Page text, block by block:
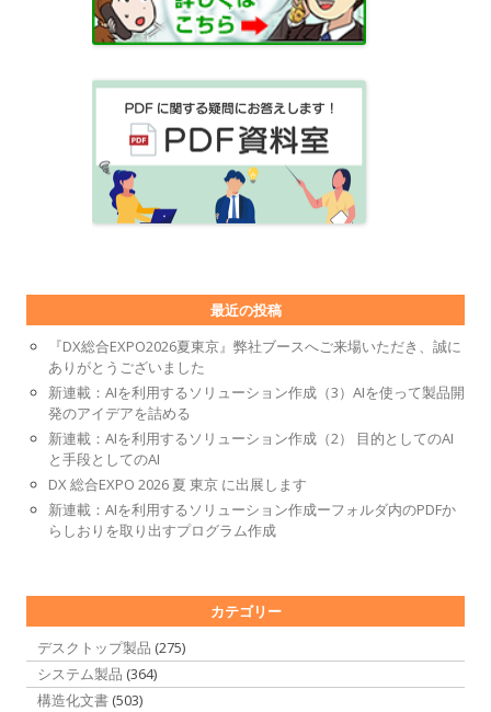
最近の投稿
『DX総合EXPO2026夏東京』弊社ブースへご来場いただき、誠に
ありがとうございました
新連載：AIを利用するソリューション作成（3）AIを使って製品開
発のアイデアを詰める
新連載：AIを利用するソリューション作成（2） 目的としてのAI
と手段としてのAI
DX 総合EXPO 2026 夏 東京 に出展します
新連載：AIを利用するソリューション作成ーフォルダ内のPDFか
らしおりを取り出すプログラム作成
カテゴリー
デスクトップ製品 (275)
システム製品 (364)
構造化文書 (503)